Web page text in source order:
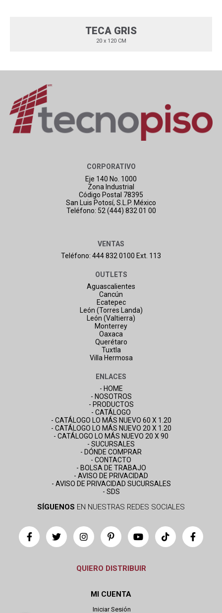
TECA GRIS
20 x 120 CM
CORPORATIVO
Eje 140 No. 1000
Zona Industrial
Código Postal 78395
San Luis Potosí, S.L.P. México
Teléfono: 52 (444) 832 01 00
VENTAS
Teléfono: 444 832 0100 Ext. 113
OUTLETS
Aguascalientes
Cancún
Ecatepec
León (Torres Landa)
León (Valtierra)
Monterrey
Oaxaca
Querétaro
Tuxtla
Villa Hermosa
ENLACES
- HOME
- NOSOTROS
- PRODUCTOS
- CATÁLOGO
- CATÁLOGO LO MÁS NUEVO 60 X 1.20
- CATÁLOGO LO MÁS NUEVO 20 X 1.20
- CATÁLOGO LO MÁS NUEVO 20 X 90
- SUCURSALES
- DÓNDE COMPRAR
- CONTACTO
- BOLSA DE TRABAJO
- AVISO DE PRIVACIDAD
- AVISO DE PRIVACIDAD SUCURSALES
- SDS
SÍGUENOS EN NUESTRAS REDES SOCIALES
QUIERO DISTRIBUIR
MI CUENTA
Iniciar Sesión